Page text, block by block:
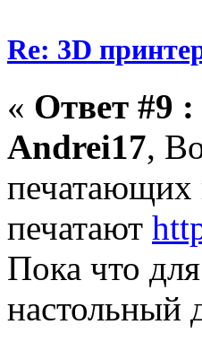
Re: 3D
« Ответ #9 :
Andrei17,
печатающих
печатают
Пока что
настольный